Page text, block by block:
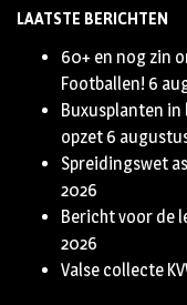
LAATSTE BERICHTEN
60+ en nog zin
Footballen! 6
Buxusplanten
opzet 6
Spreidingswet
2026
Bericht voor de
2026
Valse collecte